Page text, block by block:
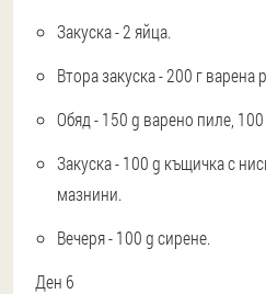
Закуска - 2 яйца.
Втора закуска - 200 г варена
Обяд - 150 g варено пиле, 100
Закуска - 100 g къщичка с
мазнини.
Вечеря - 100 g сирене.
Ден 6